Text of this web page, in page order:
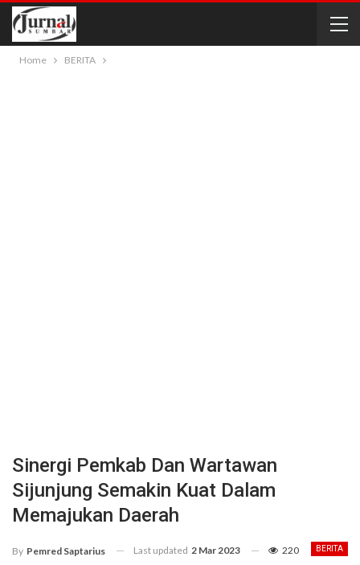
Home BERITA
Sinergi Pemkab Dan Wartawan
Sijunjung Semakin Kuat Dalam
Memajukan Daerah
BERITA
By Pemred Saptarius Last updated 2 Mar 2023 220